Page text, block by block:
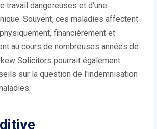
travail dangereuses et d’une
Souvent, ces maladies affectent
financièrement et
au cours de nombreuses années de
Solicitors pourrait également
sur la question de l'indemnisation